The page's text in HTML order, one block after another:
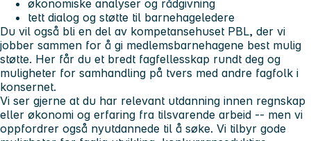
økonomiske analyser og rådgivning
tett dialog og støtte til barnehageledere
Du vil også bli en del av kompetansehuset PBL, der vi
jobber sammen for å gi medlemsbarnehagene best mulig
støtte. Her får du et bredt fagfellesskap rundt deg og
muligheter for samhandling på tvers med andre fagfolk i
konsernet.
Vi ser gjerne at du har relevant utdanning innen regnskap
eller økonomi og erfaring fra tilsvarende arbeid -- men vi
oppfordrer også nyutdannede til å søke. Vi tilbyr gode